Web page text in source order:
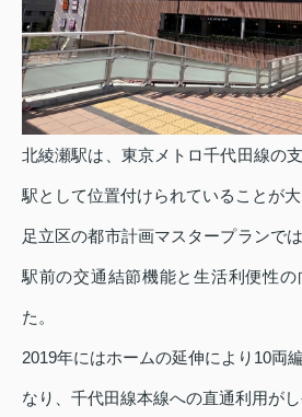
北綾瀬駅は、東京メトロ千代田線の
駅として位置付けられていることが大
足立区の都市計画マスタープランで
駅前の交通結節機能と生活利便性
た。
2019年にはホームの延伸により10両
なり、千代田線本線への直通利用が